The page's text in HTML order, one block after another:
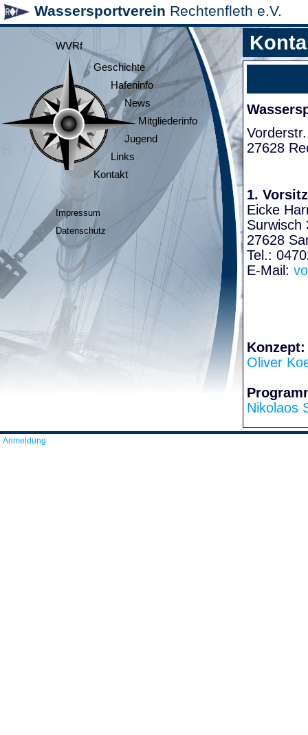
Wassersportverein Rechtenfleth e.V.
WVRf
Geschichte
Hafeninfo
News
Mitgliederinfo
Jugend
Links
Kontakt
Impressum
Datenschutz
27628
1.
Eicke
Surwisch
27628
Tel.:
E-Mail:
Konzept:
Oliver
Nikolaos
Anmeldung